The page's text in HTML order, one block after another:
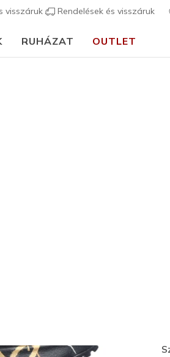
visszáruk Rendelések és visszáruk
RUHÁZAT OUTLET